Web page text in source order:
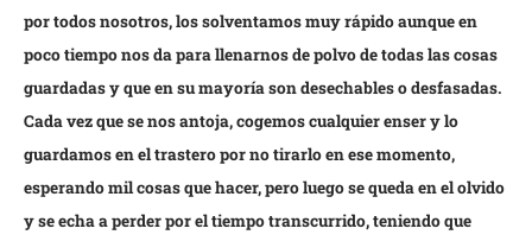
por todos nosotros, los solventamos muy rápido aunque en
poco tiempo nos da para llenarnos de polvo de todas las cosas
guardadas y que en su mayoría son desechables o desfasadas.
Cada vez que se nos antoja, cogemos cualquier enser y lo
guardamos en el trastero por no tirarlo en ese momento,
esperando mil cosas que hacer, pero luego se queda en el olvido
y se echa a perder por el tiempo transcurrido, teniendo que